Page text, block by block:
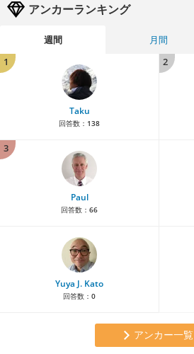
アンカーランキング
週間 月間
1
Taku
回答数： 138
2
3
Paul
回答数： 66
Yuya J. Kato
回答数： 0
アンカー一覧